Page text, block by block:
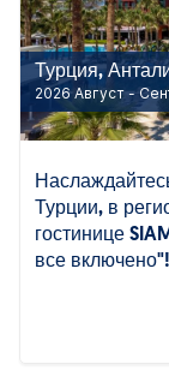
Турция,
2026 Август -
Турции, в
гостинице
все включено"!